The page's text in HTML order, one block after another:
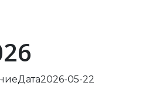
Дата2026-05-22